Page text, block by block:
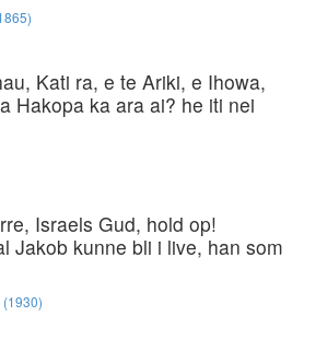
Kati ra, e te Ariki, e Ihowa,
Hakopa ka ara ai? he iti nei
Israels Gud, hold op!
Jakob kunne bli i live, han som